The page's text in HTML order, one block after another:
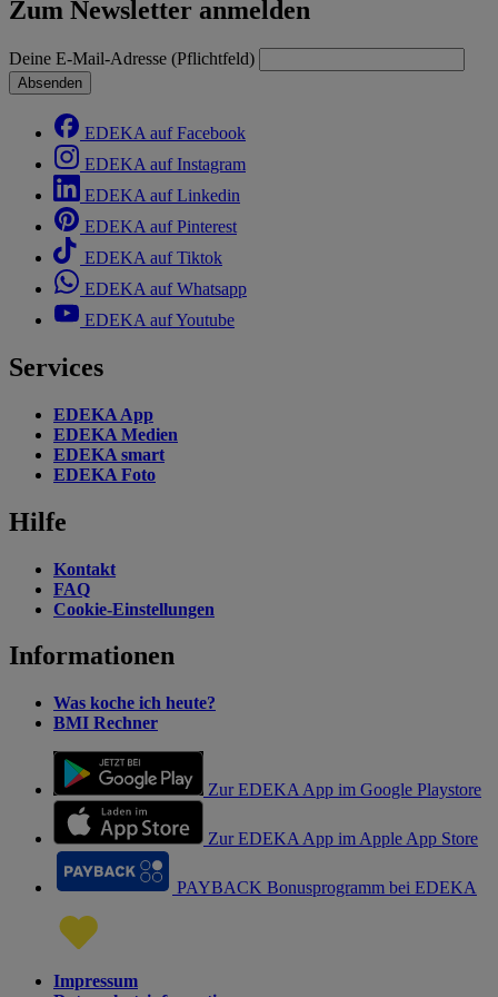
Zum Newsletter anmelden
Deine E-Mail-Adresse (Pflichtfeld)
Absenden
EDEKA auf Facebook
EDEKA auf Instagram
EDEKA auf Linkedin
EDEKA auf Pinterest
EDEKA auf Tiktok
EDEKA auf Whatsapp
EDEKA auf Youtube
Services
EDEKA App
EDEKA Medien
EDEKA smart
EDEKA Foto
Hilfe
Kontakt
FAQ
Cookie-Einstellungen
Informationen
Was koche ich heute?
BMI Rechner
Zur EDEKA App im Google Playstore
Zur EDEKA App im Apple App Store
PAYBACK Bonusprogramm bei EDEKA
Impressum